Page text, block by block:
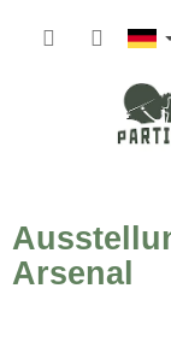
Arsenal